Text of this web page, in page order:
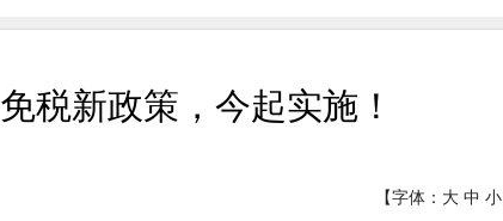
免税新政策，今起实施！
【字体： 大 中 小